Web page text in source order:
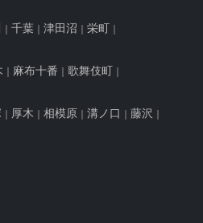
千葉 津田沼 栄町
麻布十番 歌舞伎町
厚木 相模原 溝ノ口 藤沢